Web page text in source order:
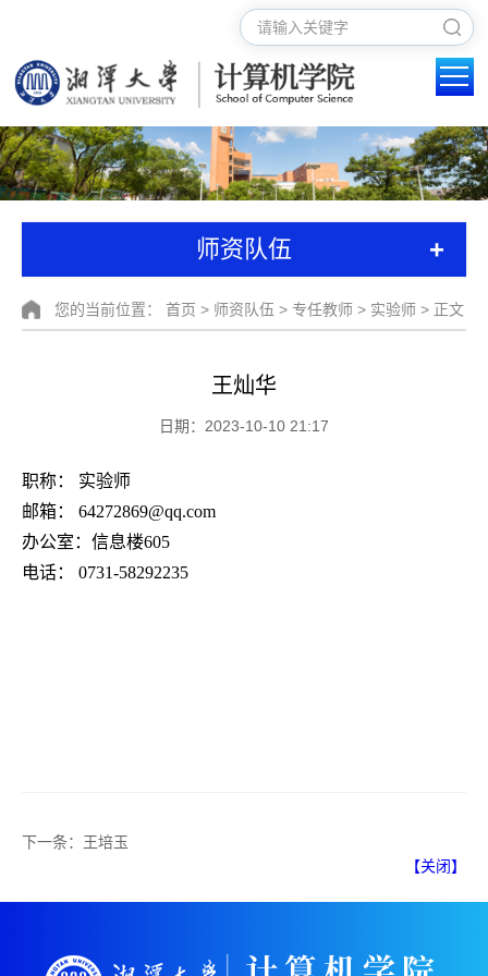
师资队伍 +
您的当前位置： 首页 > 师资队伍 > 专任教师 > 实验师 > 正文
王灿华
日期：2023-10-10 21:17
职称： 实验师
邮箱：
64272869@qq.com
办公室：信息楼605
电话：
0731-58292235
下一条： 王培玉
【关闭】